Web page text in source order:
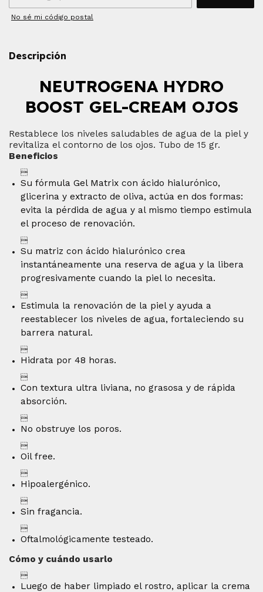
No sé mi código postal
Descripción
NEUTROGENA HYDRO
BOOST GEL-CREAM OJOS
Restablece los niveles saludables de agua de la piel y
revitaliza el contorno de los ojos. Tubo de 15 gr.
Beneficios

Su fórmula Gel Matrix con ácido hialurónico,
glicerina y extracto de oliva, actúa en dos formas:
evita la pérdida de agua y al mismo tiempo estimula
el proceso de renovación.

Su matriz con ácido hialurónico crea
instantáneamente una reserva de agua y la libera
progresivamente cuando la piel lo necesita.

Estimula la renovación de la piel y ayuda a
reestablecer los niveles de agua, fortaleciendo su
barrera natural.

Hidrata por 48 horas.

Con textura ultra liviana, no grasosa y de rápida
absorción.

No obstruye los poros.

Oil free.

Hipoalergénico.

Sin fragancia.

Oftalmológicamente testeado.
Cómo y cuándo usarlo

Luego de haber limpiado el rostro, aplicar la crema